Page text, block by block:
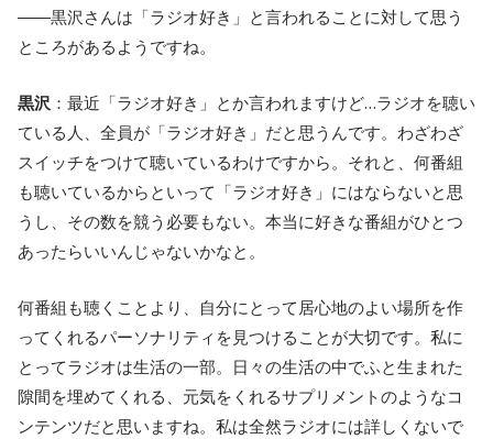
――黒沢さんは「ラジオ好き」と言われることに対して思う
ところがあるようですね。
黒沢 ：最近「ラジオ好き」とか言われますけど…ラジオを聴い
ている人、全員が「ラジオ好き」だと思うんです。わざわざ
スイッチをつけて聴いているわけですから。それと、何番組
も聴いているからといって「ラジオ好き」にはならないと思
うし、その数を競う必要もない。本当に好きな番組がひとつ
あったらいいんじゃないかなと。
何番組も聴くことより、自分にとって居心地のよい場所を作
ってくれるパーソナリティを見つけることが大切です。私に
とってラジオは生活の一部。日々の生活の中でふと生まれた
隙間を埋めてくれる、元気をくれるサプリメントのようなコ
ンテンツだと思いますね。私は全然ラジオには詳しくないで